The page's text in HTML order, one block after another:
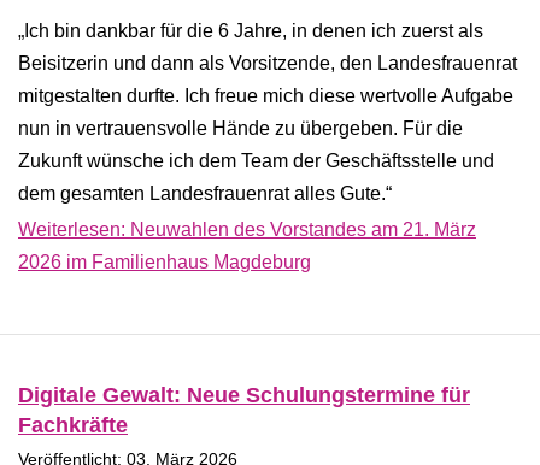
„Ich bin dankbar für die 6 Jahre, in denen ich zuerst als
Beisitzerin und dann als Vorsitzende, den Landesfrauenrat
mitgestalten durfte. Ich freue mich diese wertvolle Aufgabe
nun in vertrauensvolle Hände zu übergeben. Für die
Zukunft wünsche ich dem Team der Geschäftsstelle und
dem gesamten Landesfrauenrat alles Gute.“
Weiterlesen: Neuwahlen des Vorstandes am 21. März
2026 im Familienhaus Magdeburg
Digitale Gewalt: Neue Schulungstermine für
Fachkräfte
Veröffentlicht: 03. März 2026